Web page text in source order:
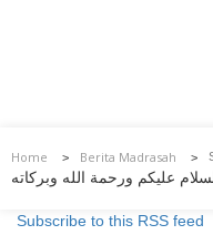
Home > Berita Madrasah >
عليكم ورحمة الله وبركاته
Subscribe to this RSS feed